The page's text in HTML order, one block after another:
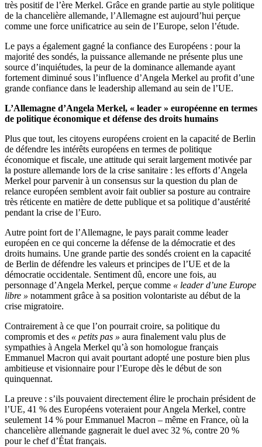
très positif de l’ère Merkel. Grâce en grande partie au style politique
de la chancelière allemande, l’Allemagne est aujourd’hui perçue
comme une force unificatrice au sein de l’Europe, selon l’étude.
Le pays a également gagné la confiance des Européens : pour la
majorité des sondés, la puissance allemande ne présente plus une
source d’inquiétudes, la peur de la dominance allemande ayant
fortement diminué sous l’influence d’Angela Merkel au profit d’une
grande confiance dans le leadership allemand au sein de l’UE.
L’Allemagne d’Angela Merkel, « leader » européenne en termes
de politique économique et défense des droits humains
Plus que tout, les citoyens européens croient en la capacité de Berlin
de défendre les intérêts européens en termes de politique
économique et fiscale, une attitude qui serait largement motivée par
la posture allemande lors de la crise sanitaire : les efforts d’Angela
Merkel pour parvenir à un consensus sur la question du plan de
relance européen semblent avoir fait oublier sa posture au contraire
très réticente en matière de dette publique et sa politique d’austérité
pendant la crise de l’Euro.
Autre point fort de l’Allemagne, le pays parait comme leader
européen en ce qui concerne la défense de la démocratie et des
droits humains. Une grande partie des sondés croient en la capacité
de Berlin de défendre les valeurs et principes de l’UE et de la
démocratie occidentale. Sentiment dû, encore une fois, au
personnage d’Angela Merkel, perçue comme « leader d’une Europe
libre » notamment grâce à sa position volontariste au début de la
crise migratoire.
Contrairement à ce que l’on pourrait croire, sa politique du
compromis et des « petits pas » aura finalement valu plus de
sympathies à Angela Merkel qu’à son homologue français
Emmanuel Macron qui avait pourtant adopté une posture bien plus
ambitieuse et visionnaire pour l’Europe dès le début de son
quinquennat.
La preuve : s’ils pouvaient directement élire le prochain président de
l’UE, 41 % des Européens voteraient pour Angela Merkel, contre
seulement 14 % pour Emmanuel Macron – même en France, où la
chancelière allemande gagnerait le duel avec 32 %, contre 20 %
pour le chef d’État français.